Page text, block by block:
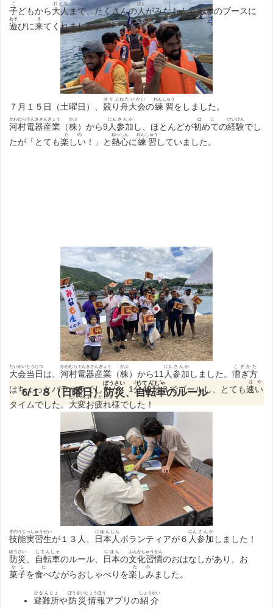
子
こ
どもから大人
おとな
まで、たくさんの人
ひと
がみなもんくらぶのブースに
遊
あそ
びに来
き
てくれました。
７月１５日（土曜日）、競り舟大会
せりぶねたいかい
の練習
れんしゅう
をしました。
河村電器産業
かわむらでんきさんぎょう
（株
かぶ
）から9人
にん
参加
さんか
し、ほとんどが初めて
はじ
の経験
けいけん
でし
たが「とても楽しい
たの
！」と熱心
ねっしん
に練習
れんしゅう
していました。
大会当日
たいかいとうじつ
は、河村電器産業
かわむらでんきさんぎょう
（株
かぶ
）から11人
にん
参加
さんか
しました。漕ぎ方
こぎかた
はちょっとバラバラでしたが、1分
ぷん
49秒
びょう
３でゴールし、とても速い
はや
タイムでした。大変
たいへん
お疲れ様
おつかれさま
でした！
6/１８（日曜日）防災
ぼうさい
、自転車
じてんしゃ
のルール
技能実習生
ぎのうじっしゅうせい
が１３人、 日本人
にほんじん
ボランティアが６ 人
にん
参加
さんか
しました！
防災
ぼうさい
、 自転車
じてんしゃ
のルール、 日本
にほん
の文化習慣
ぶんかしゅうかん
のおはなしがあり、お
菓子
かし
を食べ
た
ながらおしゃべりを楽しみ
たの
ました。
避難所
ひなんじょ
や防災情報
ぼうさいじょうほう
アプリの紹介
しょうかい